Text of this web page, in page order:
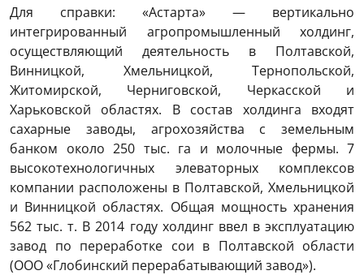
Для справки: «Астарта» — вертикально
интегрированный агропромышленный холдинг,
осуществляющий деятельность в Полтавской,
Винницкой, Хмельницкой, Тернопольской,
Житомирской, Черниговской, Черкасской и
Харьковской областях. В состав холдинга входят
сахарные заводы, агрохозяйства с земельным
банком около 250 тыс. га и молочные фермы. 7
высокотехнологичных элеваторных комплексов
компании расположены в Полтавской, Хмельницкой
и Винницкой областях. Общая мощность хранения
562 тыс. т. В 2014 году холдинг ввел в эксплуатацию
завод по переработке сои в Полтавской области
(ООО «Глобинский перерабатывающий завод»).